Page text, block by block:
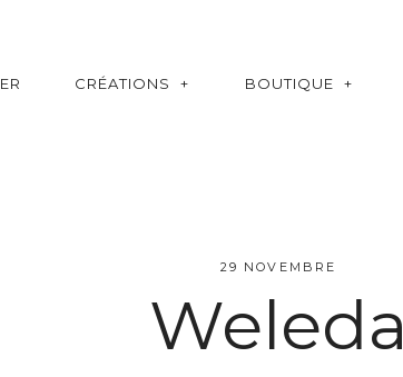
CRÉATIONS BOUTIQUE
29 NOVEMBRE
Weleda